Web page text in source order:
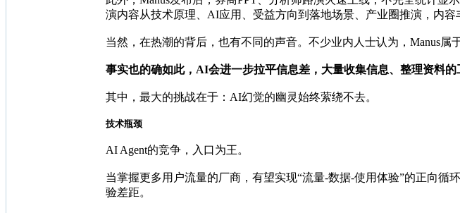
演内容从技术原理、AI应用、受益方向到落地场景、产业圈推演，内容
当然，在热潮的背后，也有不同的声音。不少业内人士认为，Manus属
事实也的确如此，AI会进一步拉平信息差，大量收集信息、整理资料
其中，最大的挑战在于：AI幻觉的幽灵始终萦绕不去。
技术瓶颈
AI Agent的竞争，入口为王。
当掌握更多用户流量的厂商，有望实现“流量-数据-使用体验”的正向
验差距。